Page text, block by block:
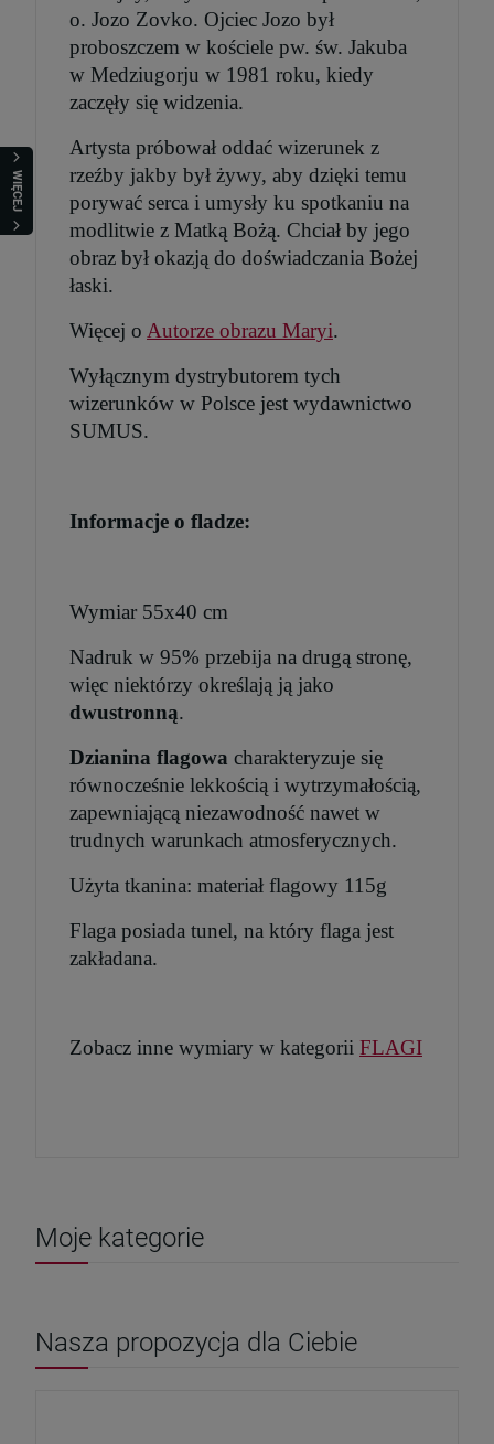
WIĘCEJ
o. Jozo Zovko. Ojciec Jozo był
proboszczem w kościele pw. św. Jakuba
w Medziugorju w 1981 roku, kiedy
zaczęły się widzenia.
Artysta próbował oddać wizerunek z
rzeźby jakby był żywy, aby dzięki temu
porywać serca i umysły ku spotkaniu na
modlitwie z Matką Bożą. Chciał by jego
obraz był okazją do doświadczania Bożej
łaski.
Więcej o Autorze obrazu Maryi.
Wyłącznym dystrybutorem tych
wizerunków w Polsce jest wydawnictwo
SUMUS.
Informacje o fladze:
Wymiar 55x40 cm
Nadruk w 95% przebija na drugą stronę,
więc niektórzy określają ją jako
dwustronną.
Dzianina flagowa charakteryzuje się
równocześnie lekkością i wytrzymałością,
zapewniającą niezawodność nawet w
trudnych warunkach atmosferycznych.
Użyta tkanina: materiał flagowy 115g
Flaga posiada tunel, na który flaga jest
zakładana.
Zobacz inne wymiary w kategorii FLAGI
Moje kategorie
Nasza propozycja dla Ciebie